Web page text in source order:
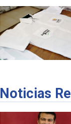
Noticias